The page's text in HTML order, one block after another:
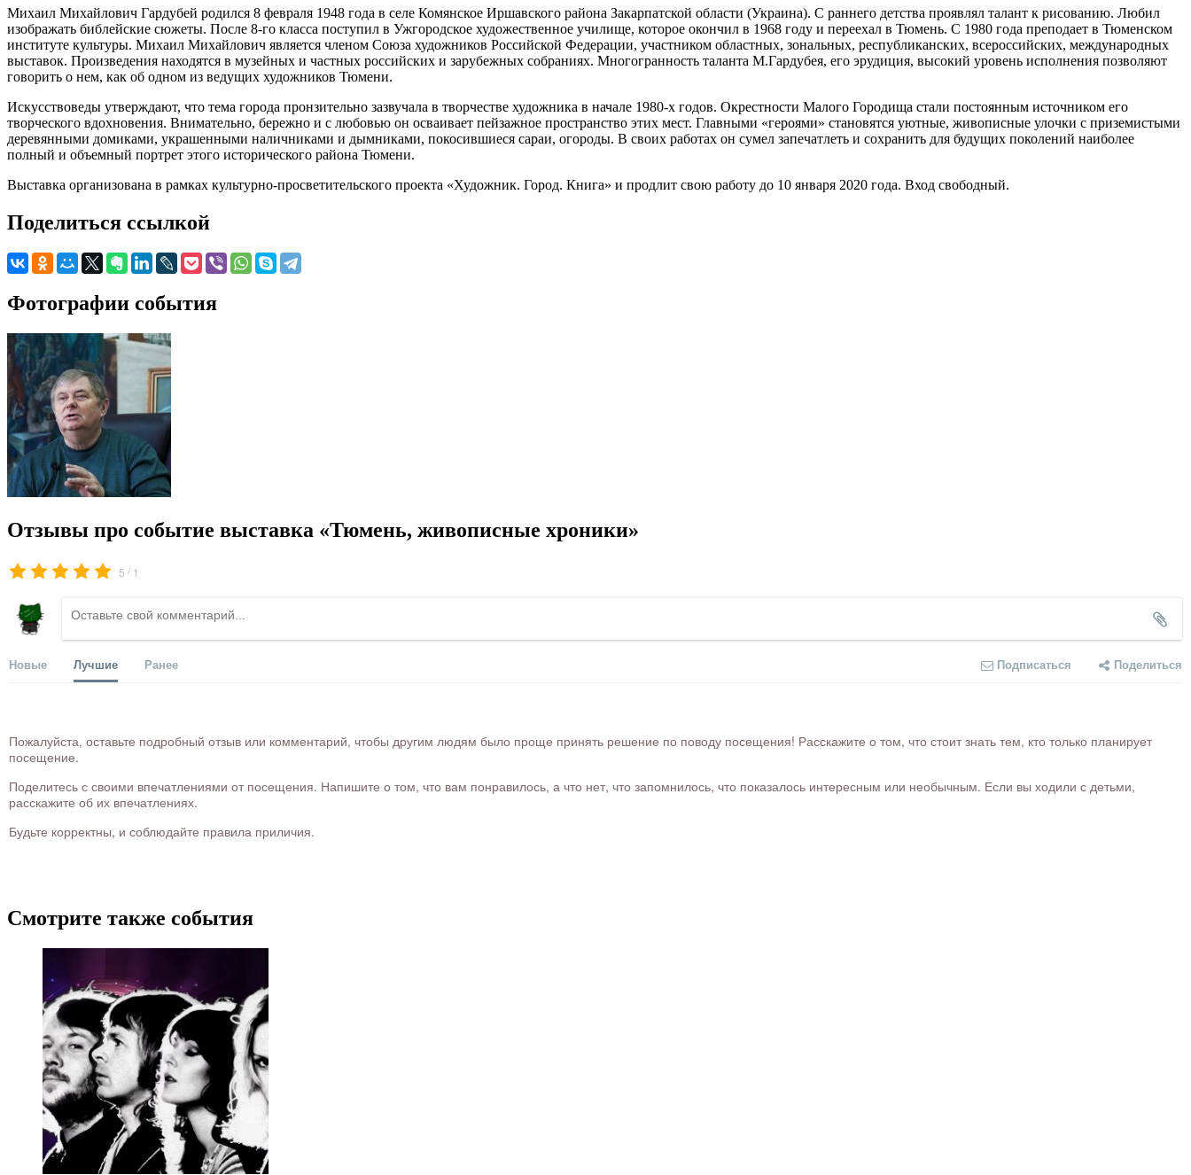
Михаил Михайлович Гардубей родился 8 февраля 1948 года в селе Комянское Иршавского района Закарпатской области (Украина). С раннего детства проявлял талант к рисованию. Любил
изображать библейские сюжеты. После 8-го класса поступил в Ужгородское художественное училище, которое окончил в 1968 году и переехал в Тюмень. С 1980 года преподает в Тюменском
институте культуры. Михаил Михайлович является членом Союза художников Российской Федерации, участником областных, зональных, республиканских, всероссийских, международных
выставок. Произведения находятся в музейных и частных российских и зарубежных собраниях. Многогранность таланта М.Гардубея, его эрудиция, высокий уровень исполнения позволяют
говорить о нем, как об одном из ведущих художников Тюмени.
Искусствоведы утверждают, что тема города пронзительно зазвучала в творчестве художника в начале 1980-х годов. Окрестности Малого Городища стали постоянным источником его
творческого вдохновения. Внимательно, бережно и с любовью он осваивает пейзажное пространство этих мест. Главными «героями» становятся уютные, живописные улочки с приземистыми
деревянными домиками, украшенными наличниками и дымниками, покосившиеся сараи, огороды. В своих работах он сумел запечатлеть и сохранить для будущих поколений наиболее
полный и объемный портрет этого исторического района Тюмени.
Выставка организована в рамках культурно-просветительского проекта «Художник. Город. Книга» и продлит свою работу до 10 января 2020 года. Вход свободный.
Поделиться ссылкой
Фотографии события
Отзывы про событие выставка «Тюмень, живописные хроники»
5 / 1
Новые Лучшие Ранее Подписаться Поделиться
Пожалуйста, оставьте подробный отзыв или комментарий, чтобы другим людям было проще принять решение по поводу посещения! Расскажите о том, что стоит знать тем, кто только планирует
посещение.
Поделитесь с своими впечатлениями от посещения. Напишите о том, что вам понравилось, а что нет, что запомнилось, что показалось интересным или необычным. Если вы ходили с детьми,
расскажите об их впечатлениях.
Будьте корректны, и соблюдайте правила приличия.
Смотрите также события